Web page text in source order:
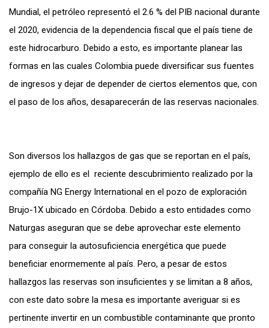
Mundial, el petróleo representó el 2.6 % del PIB nacional durante
el 2020, evidencia de la dependencia fiscal que el país tiene de
este hidrocarburo. Debido a esto, es importante planear las
formas en las cuales Colombia puede diversificar sus fuentes
de ingresos y dejar de depender de ciertos elementos que, con
el paso de los años, desaparecerán de las reservas nacionales.
Son diversos los hallazgos de gas que se reportan en el país,
ejemplo de ello es el reciente descubrimiento realizado por la
compañía NG Energy International en el pozo de exploración
Brujo-1X ubicado en Córdoba. Debido a esto entidades como
Naturgas aseguran que se debe aprovechar este elemento
para conseguir la autosuficiencia energética que puede
beneficiar enormemente al país. Pero, a pesar de estos
hallazgos las reservas son insuficientes y se limitan a 8 años,
con este dato sobre la mesa es importante averiguar si es
pertinente invertir en un combustible contaminante que pronto